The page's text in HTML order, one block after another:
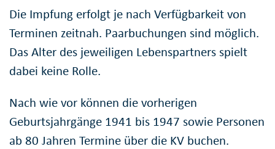
Die Impfung erfolgt je nach Verfügbarkeit von
Terminen zeitnah. Paarbuchungen sind möglich.
Das Alter des jeweiligen Lebenspartners spielt
dabei keine Rolle.
Nach wie vor können die vorherigen
Geburtsjahrgänge 1941 bis 1947 sowie Personen
ab 80 Jahren Termine über die KV buchen.